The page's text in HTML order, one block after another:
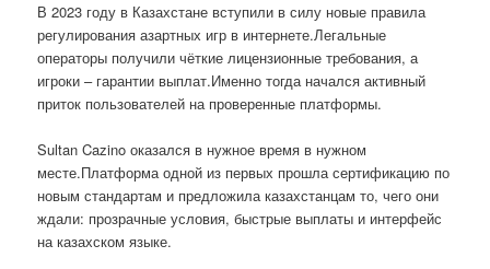
В 2023 году в Казахстане вступили в силу новые правила
регулирования азартных игр в интернете.Легальные
операторы получили чёткие лицензионные требования, а
игроки – гарантии выплат.Именно тогда начался активный
приток пользователей на проверенные платформы.
Sultan Cazino оказался в нужное время в нужном
месте.Платформа одной из первых прошла сертификацию по
новым стандартам и предложила казахстанцам то, чего они
ждали: прозрачные условия, быстрые выплаты и интерфейс
на казахском языке.